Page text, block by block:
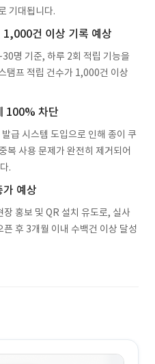
기대됩니다.
1,000건 이상 기록 예상
명 기준, 하루 2회 적립 기능을
탬프 적립 건수가 1,000건 이상
100% 차단
급 시스템 도입으로 인해 종이 쿠
복 사용 문제가 완전히 제거되어
.
가 예상
홍보 및 QR 설치 유도로, 실사
후 3개월 이내 수백건 이상 달성